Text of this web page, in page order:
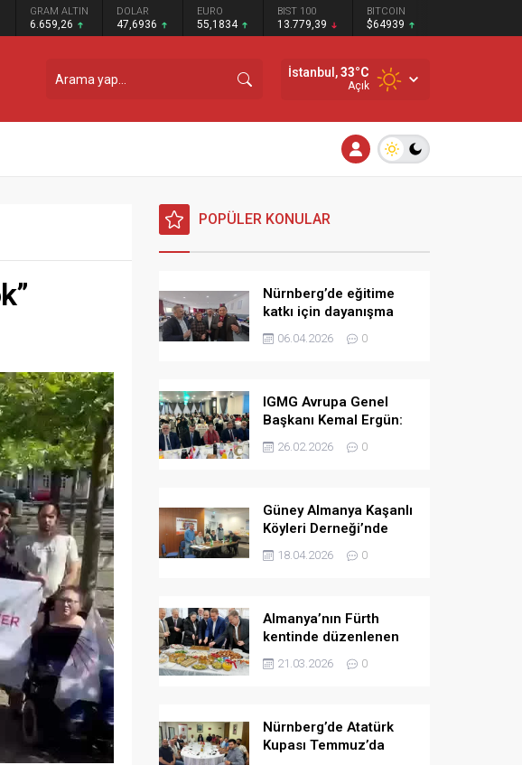
GRAM ALTIN
6.659,26
DOLAR
47,6936
EURO
55,1834
BIST 100
13.779,39
BITCOIN
$64939
İstanbul,33°C
Açık
POPÜLER KONULAR
Nürnberg’de eğitime
katkı için dayanışma
kahvaltısı
06.04.2026 0
IGMG Avrupa Genel
Başkanı Kemal Ergün:
Müslümanlara yönelik
ön yargılar arttı.
26.02.2026 0
Güney Almanya Kaşanlı
Köyleri Derneği’nde
yeni yönetim belirlendi
18.04.2026 0
Almanya’nın Fürth
kentinde düzenlenen
bayramlaşma
programında birlik ve
21.03.2026 0
Nürnberg’de Atatürk
Kupası Temmuz’da